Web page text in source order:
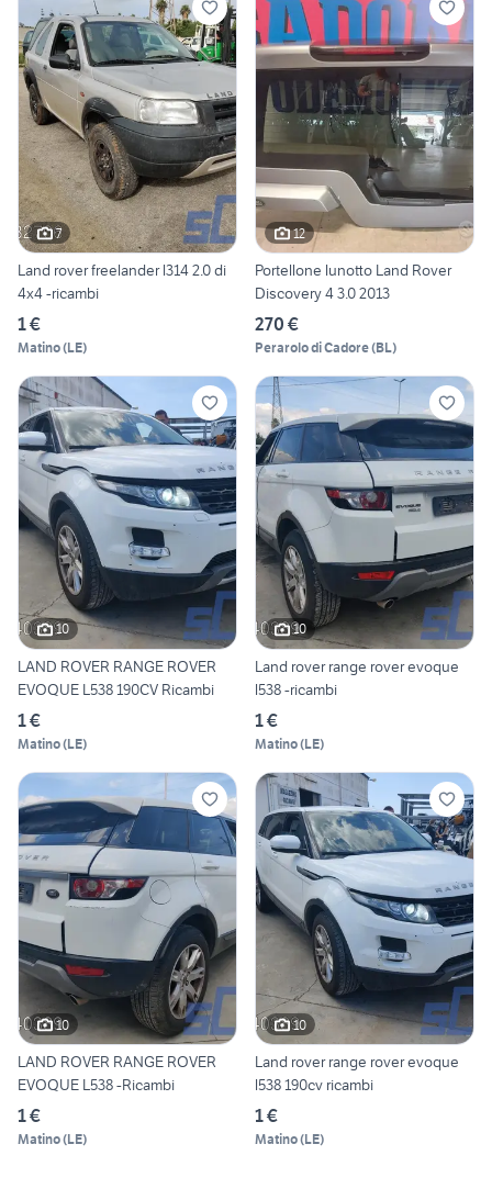
7
Land rover freelander l314 2.0 di
4x4 -ricambi
1 €
Matino(LE)
12
Portellone lunotto Land Rover
Discovery 4 3.0 2013
270 €
Perarolo di Cadore(BL)
10
LAND ROVER RANGE ROVER
EVOQUE L538 190CV Ricambi
1 €
Matino(LE)
10
Land rover range rover evoque
l538 -ricambi
1 €
Matino(LE)
10
LAND ROVER RANGE ROVER
EVOQUE L538 -Ricambi
1 €
Matino(LE)
10
Land rover range rover evoque
l538 190cv ricambi
1 €
Matino(LE)